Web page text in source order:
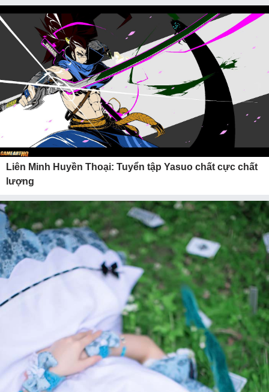
Liên Minh Huyền Thoại: Tuyển tập Yasuo chất cực chất
lượng